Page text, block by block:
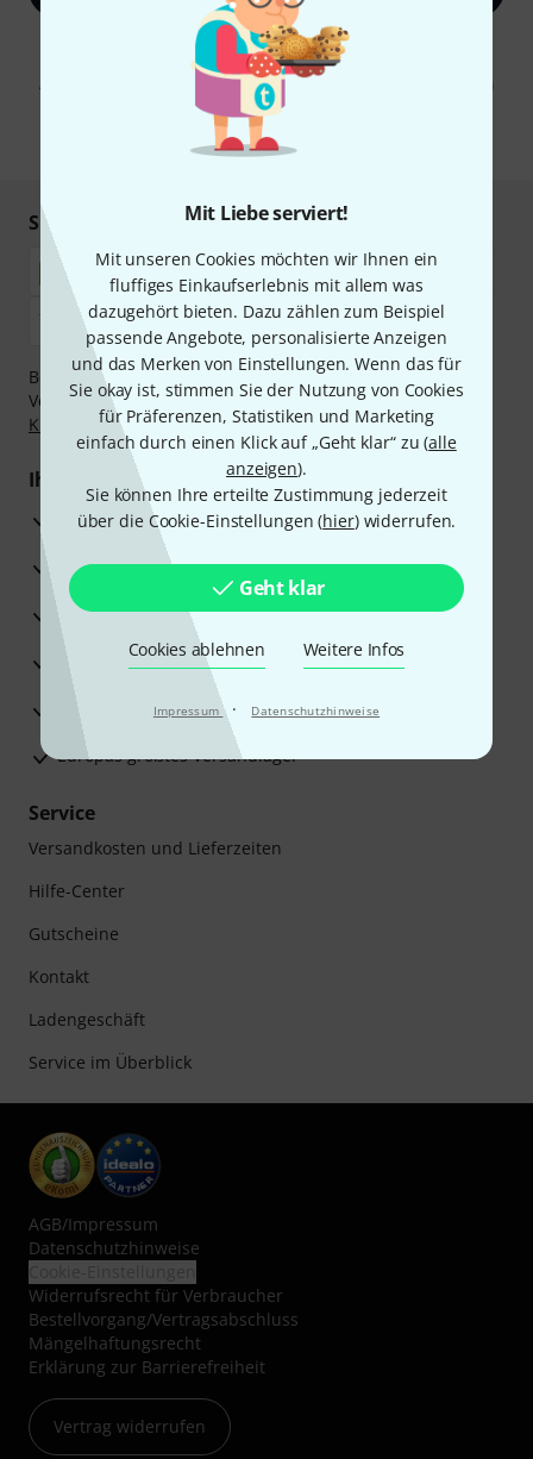
Mit Liebe serviert!
Mit unseren Cookies möchten wir Ihnen ein
fluffiges Einkaufserlebnis mit allem was
dazugehört bieten. Dazu zählen zum Beispiel
passende Angebote, personalisierte Anzeigen
und das Merken von Einstellungen. Wenn das für
Sie okay ist, stimmen Sie der Nutzung von Cookies
für Präferenzen, Statistiken und Marketing
einfach durch einen Klick auf „Geht klar“ zu (alle
anzeigen).
Sie können Ihre erteilte Zustimmung jederzeit
über die Cookie-Einstellungen (hier) widerrufen.
Geht klar
Cookies ablehnen Weitere Infos
Impressum · Datenschutzhinweise
Mit Klick auf „Jetzt anmelden“ stimmen Sie dem Erhalt von E-Mail-
Werbung und einer Messung des E-Mail-Nutzungsverhaltens zu. Die
Abmeldung ist jederzeit möglich. Weitere Informationen finden Sie in
unseren
Datenschutzhinweisen
* Pflichtfeld
Sicher einkaufen & bezahlen
Bezahlen Sie vertraulich und sicher per Nachnahme,
Vorkasse, PayPal, Amazon Pay,Klarna Sofort bezahlen,
Klarna Ratenzahlungoder Kreditkarte.
Ihre Vorteile
3 Jahre Thomann Garantie
30 Tage Money-Back-Garantie
Reparaturservice
Beratung durch Fachexperten
Zufriedenheitsgarantie
Europas größtes Versandlager
Service
Versandkosten und Lieferzeiten
Hilfe-Center
Gutscheine
Kontakt
Ladengeschäft
Service im Überblick
AGB/Impressum
Datenschutzhinweise
Widerrufsrecht für Verbraucher
Bestellvorgang/Vertragsabschluss
Mängelhaftungsrecht
Erklärung zur Barrierefreiheit
Vertrag widerrufen